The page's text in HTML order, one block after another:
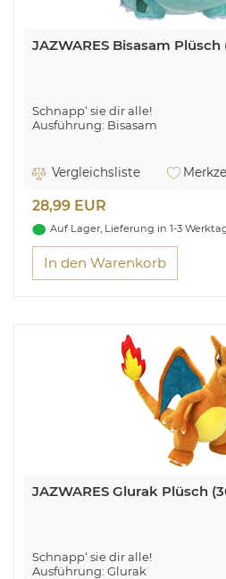
JAZWARES Bisasam Plüsch
Schnapp‘ sie dir alle!
Ausführung: Bisasam
Vergleichsliste
28,99 EUR
Auf Lager, Lieferung in 1-3
In den Warenkorb
JAZWARES Glurak Plüsch
Schnapp‘ sie dir alle!
Ausführung: Glurak